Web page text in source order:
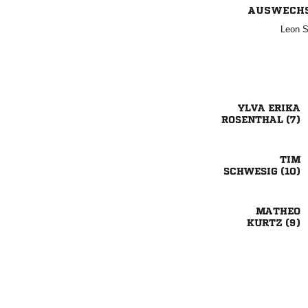

 
 

 

 